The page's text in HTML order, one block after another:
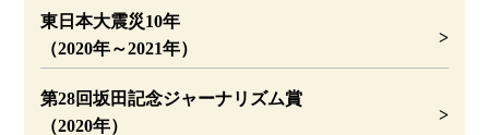
と衝撃波によりほとんどの建物が倒壊し、そこへ猛
火が襲って焼け焦げ、さながら廃墟と化していた。
いた支局の庭石に消し炭で「支局に御用の方は、臨
東日本大震災10年
（2020年～2021年）
第28回坂田記念ジャーナリズム賞
（2020年）